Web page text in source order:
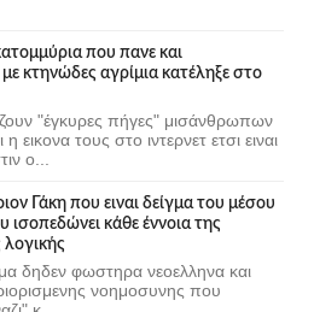
που πανε και
κτηνώδες αγρίμια κατέληξε στο
"έγκυρες πήγες" μισάνθρωπων
η εικονα τους στο ιντερνετ ετσι ειναι
ο...
Γάκη που ειναι δείγμα του μέσου
ισοπεδώνει κάθε έννοια της
λογικής
δηδεν φωστηρα νεοελληνα και
νοημοσυνης που